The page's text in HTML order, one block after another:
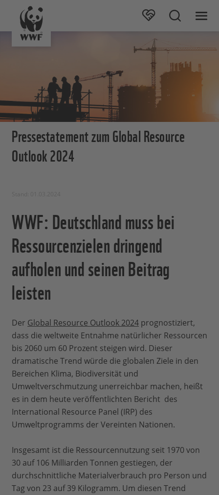
Pressestatement zum Global Resource
Outlook 2024
WWF: Deutschland muss bei
Ressourcenzielen dringend
aufholen und seinen Beitrag
leisten
Der Global Resource Outlook 2024 prognostiziert,
dass die weltweite Entnahme natürlicher Ressourcen
bis 2060 um 60 Prozent steigen wird. Dieser
dramatische Trend würde die globalen Ziele in den
Bereichen Klima, Biodiversität und
Umweltverschmutzung unerreichbar machen, heißt
es in dem heute veröffentlichten Bericht des
International Resource Panel (IRP) des
Umweltprogramms der Vereinten Nationen.
Insgesamt ist die Ressourcennutzung seit 1970 von
30 auf 106 Milliarden Tonnen gestiegen, der
durchschnittliche Materialverbrauch pro Person und
Tag von 23 auf 39 Kilogramm. Um diesen Trend